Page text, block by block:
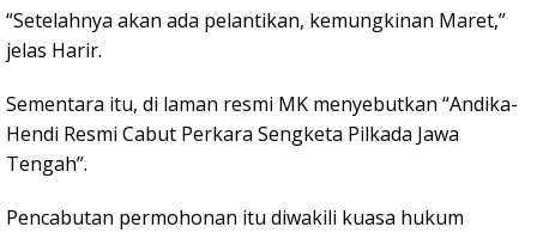
“Setelahnya akan ada pelantikan, kemungkinan Maret,”
jelas Harir.
Sementara itu, di laman resmi MK menyebutkan “Andika-
Hendi Resmi Cabut Perkara Sengketa Pilkada Jawa
Tengah”.
Pencabutan permohonan itu diwakili kuasa hukum